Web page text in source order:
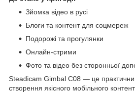
Зйомка відео в русі
Блоги та контент для соцмереж
Подорожі та прогулянки
Онлайн-стрими
Фото та відео без сторонньої
Steadicam Gimbal C08 — це
створення якісного мобільного